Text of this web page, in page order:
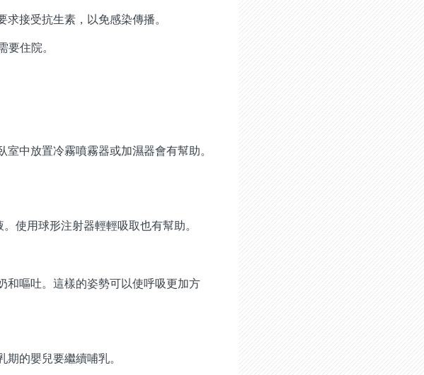
接受抗生素，以免感染傳播。
住院。
中放置冷霧噴霧器或加濕器會有幫助。
使用球形注射器輕輕吸取也有幫助。
和嘔吐。這樣的姿勢可以使呼吸更加方
的嬰兒要繼續哺乳。